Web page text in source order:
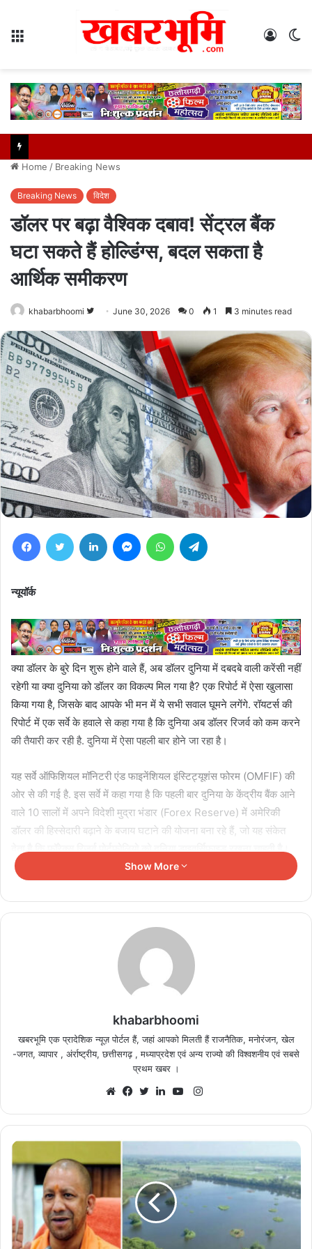
Log
Home / Breaking News
Breaking News विदेश
डॉलर पर बढ़ा वैश्विक दबाव! सेंट्रल बैंक
घटा सकते हैं होल्डिंग्स, बदल सकता है
आर्थिक समीकरण
khabarbhoomi
Follow
Twitter
June 30, 2026 0 1 3 minutes read
FacebookTwitter LinkedIn MessengerWhatsApp
न्यूयॉर्क
क्‍या डॉलर के बुरे दिन शुरू होने वाले हैं, अब डॉलर दुनिया में दबदबे वाली करेंसी नहीं
रहेगी या क्‍या दुनिया को डॉलर का विकल्‍प मिल गया है? एक रिपोर्ट में ऐसा खुलासा
किया गया है, जिसके बाद आपके भी मन में ये सभी सवाल घूमने लगेंगे. रॉयटर्स की
रिपोर्ट में एक सर्वे के हवाले से कहा गया है कि दुनिया अब डॉलर रिजर्व को कम करने
की तैयारी कर रही है. दुनिया में ऐसा पहली बार होने जा रहा है।
यह सर्वे ऑफिशियल मॉनिटरी एंड फाइनेंशियल इंस्टिट्यूशंस फोरम (OMFIF) की
ओर से की गई है. इस सर्वे में कहा गया है कि पहली बार दुनिया के केंद्रीय बैंक आने
वाले 10 सालों में अपने विदेशी मुद्रा भंडार (Forex Reserve) में अमेरिकी
डॉलर की हिस्‍सेदारी बढ़ाने के बजाय घटाने की योजना बना रहे हैं, जो यह संकेत
देता है कि फॉरेक्‍स रिजर्व पोर्टफोलियो को दुनिया डाइवर्सिफाइड रखना चाहती है।
भारत पर 100% टैरिफ के फैसले से अमेरिका में ही विरोध,
अपनों ने कहा- ‘आत्मघाती कदम’
August 8, 2026
Thailand Shooting: छात्र ने पहले दादा-दादी की हत्या
August 7, 2026
Heatwave का कहर! यूरोप की ‘गंगा’ सूखने के कगार पर,
सैटेलाइट तस्वीरों में दिखी नदी की मिट्टी
August 6, 2026
Sheikh Hasina Press Conference: दिल्ली से दिए
बयान के बाद बांग्लादेश में मचा सियासी बवाल, मीडिया में तीखी
प्रतिक्रिया
August 6, 2026
खिलाड़ियों का लंबा इंतजार खत्म, राज्य शासन ने जारी की
Show More
khabarbhoomi
खबरभूमि एक प्रादेशिक न्यूज़ पोर्टल हैं, जहां आपको मिलती हैं राजनैतिक, मनोरंजन, खेल
-जगत, व्यापार , अंर्राष्ट्रीय, छत्तीसगढ़ , मध्याप्रदेश एवं अन्य राज्यो की विश्वशनीय एवं सबसे
प्रथम खबर ।
Instagram